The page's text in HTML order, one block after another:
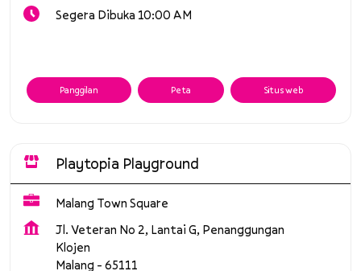
Segera Dibuka 10:00 AM
Panggilan Peta Situs web
Playtopia Playground
Malang Town Square
Jl. Veteran No 2, Lantai G, Penanggungan
Klojen
Malang - 65111